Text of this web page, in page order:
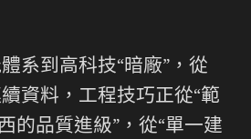
系到高科技“暗廠”，從
資料，工程技巧正從“範
的品質進級”，從“單一建